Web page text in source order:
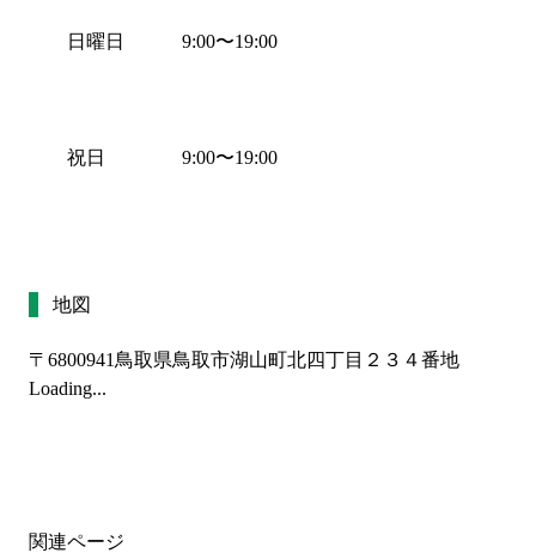
日曜日
祝日
9:00〜19:00
9:00〜19:00
地図
〒6800941 鳥取県鳥取市湖山町北四丁目２３４番地
Loading...
関連ページ